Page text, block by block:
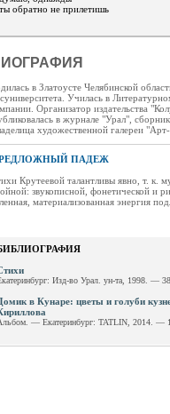
ты обратно не прилетишь
в Златоусте Челябинской
Училась в
Организатор издательства
в журнале "Урал",
художественной галереи
ПАДЕЖ
Крутеевой талантливы явно, т. к.
звукописной, фонетической и
материализованная энергия
Изд-во Урал. ун-та, 1998. —
в Кунаре: цветы и голуби
— Екатеринбург: TATLIN, 2014. —